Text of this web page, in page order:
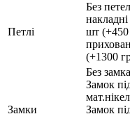
Петлі
Без
шт
(+1300
Замки
Без замка
Замок
Замок